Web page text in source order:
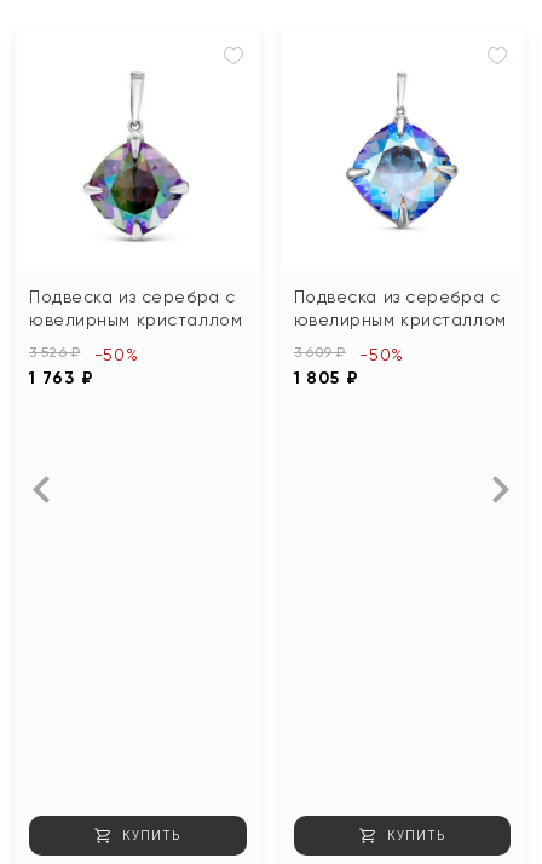
Подвеска из серебра с
ювелирным кристаллом
3 526 ₽
1 763 ₽
-50%
КУПИТЬ
Подвеска из серебра с
ювелирным кристаллом
3 609 ₽
1 805 ₽
-50%
КУПИТЬ